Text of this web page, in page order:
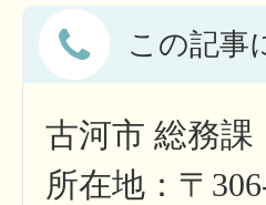
この記事
古河市 総務
所在地：〒